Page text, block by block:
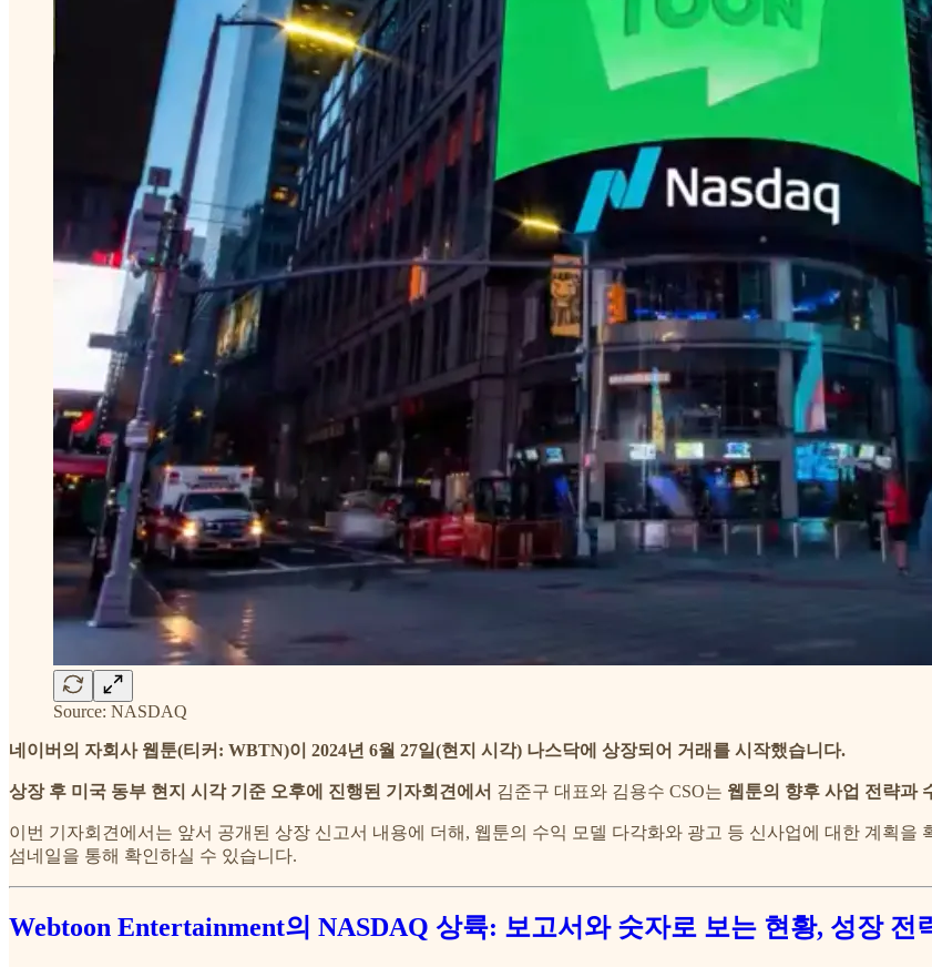
Source: NASDAQ
네이버의 자회사 웹툰(티커: WBTN)이 2024년 6월 27일(현지 시각) 나스닥에 상장되어 거래를 시작했습니다.
상장 후 미국 동부 현지 시각 기준 오후에 진행된 기자회견에서 김준구 대표와 김용수 CSO는 웹툰의 향후 사업 전략과
이번 기자회견에서는 앞서 공개된 상장 신고서 내용에 더해, 웹툰의 수익 모델 다각화와 광고 등 신사업에 대한 계획을
섬네일을 통해 확인하실 수 있습니다.
Webtoon Entertainment의 NASDAQ 상륙: 보고서와 숫자로 보는 현황, 성장 전